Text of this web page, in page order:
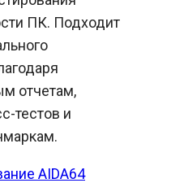
ПК. Подходит
отчетам,
тестов и
AIDA64